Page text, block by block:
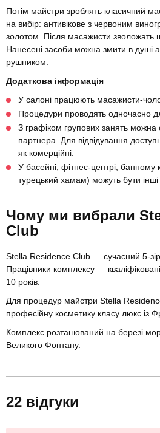
Потім майстри зроблять класичний
на вибір: антивікове з червоним
золотом. Після масажисти зволожать
Нанесені засоби можна змити в душі
рушником.
Додаткова інформація
У салоні працюють масажисти-
Процедури проводять одночасно
З графіком групових занять можна
партнера. Для відвідування
як комерційні.
У басейні, фітнес-центрі, банному
турецький хамам) можуть бути інші
Чому ми вибрали
Club
Stella Residence Club — сучасний 5-
Працівники комплексу —
10 років.
Для процедур майстри Stella
професійну косметику класу люкс із
Комплекс розташований на березі
Великого Фонтану.
22 відгуки